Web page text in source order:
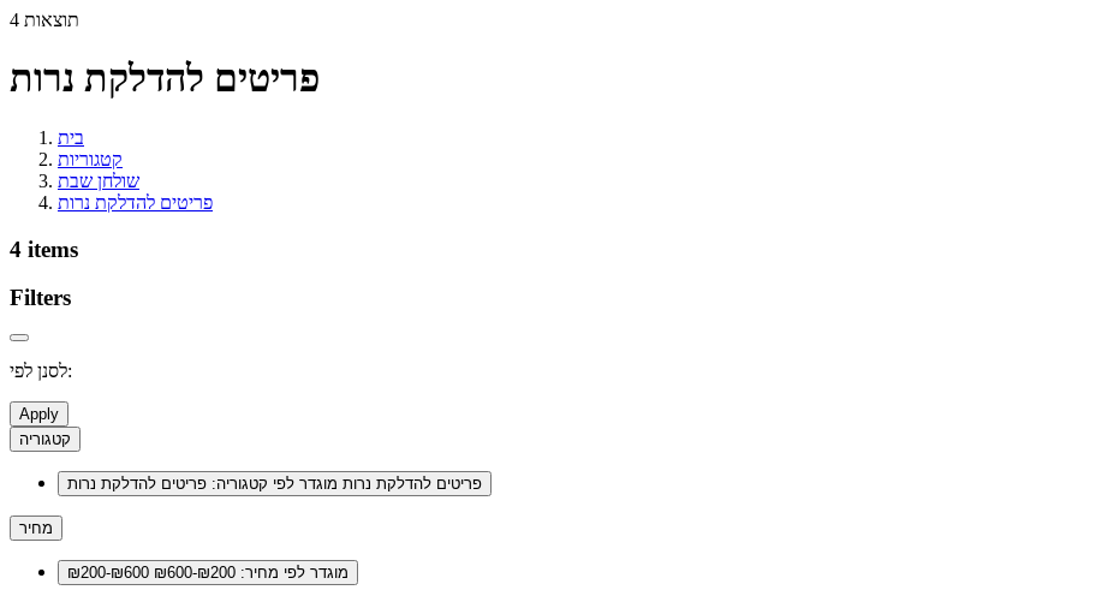
4 תוצאות
פריטים להדלקת נרות
בית
קטגוריות
שולחן שבת
פריטים להדלקת נרות
4 items
Filters
לסנן לפי:
Apply
קטגוריה
פריטים להדלקת נרות מוגדר לפי קטגוריה: פריטים להדלקת נרות
מחיר
₪200-₪600 מוגדר לפי מחיר: ₪200-₪600